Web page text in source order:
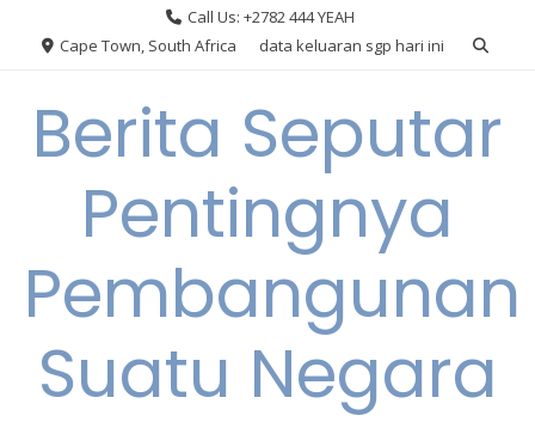
Call Us: +2782 444 YEAH
Cape Town, South Africa
data keluaran sgp hari ini
Berita Seputar
Pentingnya
Pembangunan
Suatu Negara